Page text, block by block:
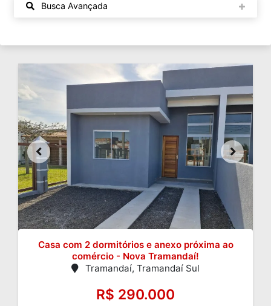
Busca Avançada
Casa com 2 dormitórios e anexo próxima ao
comércio - Nova Tramandaí!
Tramandaí, Tramandaí Sul
R$ 290.000